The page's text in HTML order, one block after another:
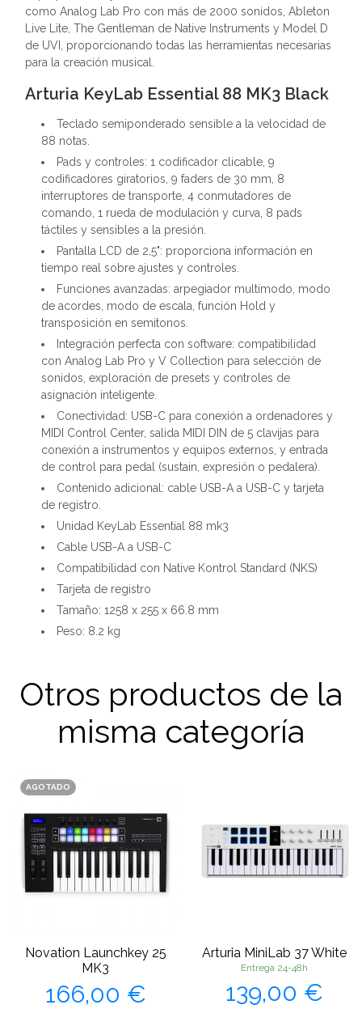
como Analog Lab Pro con más de 2000 sonidos, Ableton
Live Lite, The Gentleman de Native Instruments y Model D
de UVI, proporcionando todas las herramientas necesarias
para la creación musical.
Arturia KeyLab Essential 88 MK3 Black
Teclado semiponderado sensible a la velocidad de
88 notas.
Pads y controles: 1 codificador clicable, 9
codificadores giratorios, 9 faders de 30 mm, 8
interruptores de transporte, 4 conmutadores de
comando, 1 rueda de modulación y curva, 8 pads
táctiles y sensibles a la presión.
Pantalla LCD de 2,5": proporciona información en
tiempo real sobre ajustes y controles.
Funciones avanzadas: arpegiador multimodo, modo
de acordes, modo de escala, función Hold y
transposición en semitonos.
Integración perfecta con software: compatibilidad
con Analog Lab Pro y V Collection para selección de
sonidos, exploración de presets y controles de
asignación inteligente.
Conectividad: USB-C para conexión a ordenadores y
MIDI Control Center, salida MIDI DIN de 5 clavijas para
conexión a instrumentos y equipos externos, y entrada
de control para pedal (sustain, expresión o pedalera).
Contenido adicional: cable USB-A a USB-C y tarjeta
de registro.
Unidad KeyLab Essential 88 mk3
Cable USB-A a USB-C
Compatibilidad con Native Kontrol Standard (NKS)
Tarjeta de registro
Tamaño: 1258 x 255 x 66.8 mm
Peso: 8.2 kg
Otros productos de la
misma categoría
AGOTADO
Novation Launchkey 25
MK3
Precio
166,00 €
Arturia MiniLab 37 White
Entrega 24-48h
Precio
139,00 €